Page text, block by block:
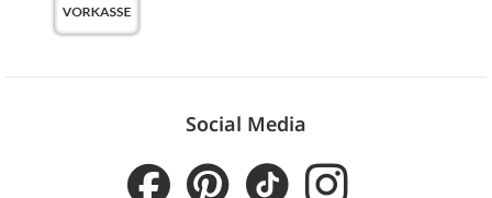
Social Media